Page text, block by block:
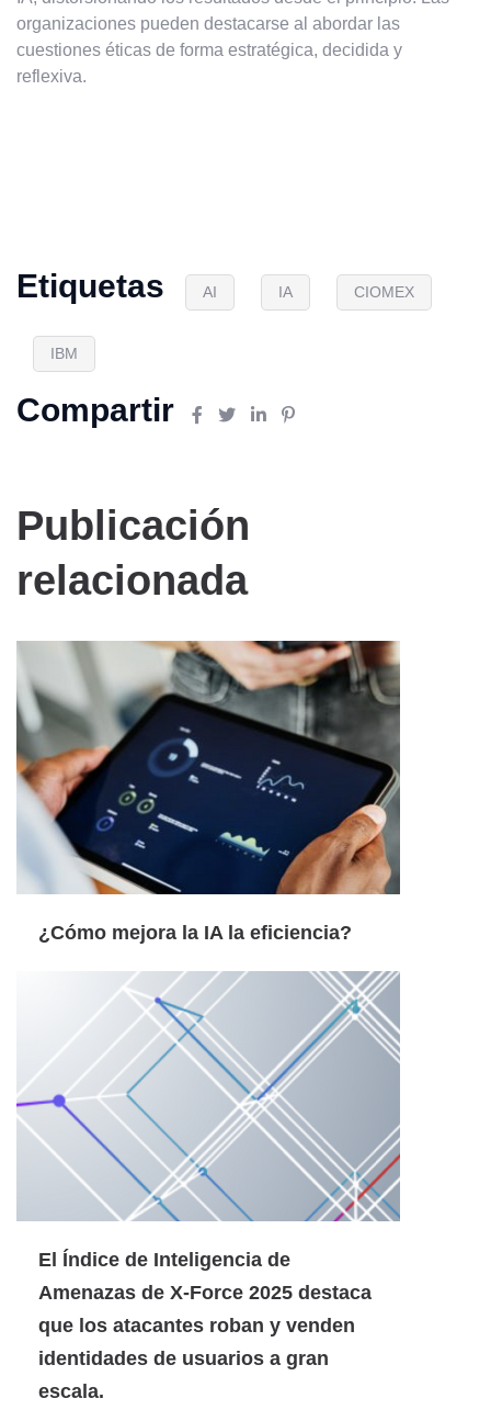
organizaciones pueden destacarse al abordar las
cuestiones éticas de forma estratégica, decidida y
reflexiva.
Etiquetas AI IA CIOMEX
IBM
Compartir
Publicación
relacionada
¿Cómo mejora la IA la eficiencia?
El Índice de Inteligencia de
Amenazas de X-Force 2025 destaca
que los atacantes roban y venden
identidades de usuarios a gran
escala.